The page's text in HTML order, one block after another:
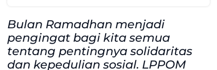
Bulan Ramadhan menjadi
pengingat bagi kita semua
tentang pentingnya solidaritas
dan kepedulian sosial. LPPOM